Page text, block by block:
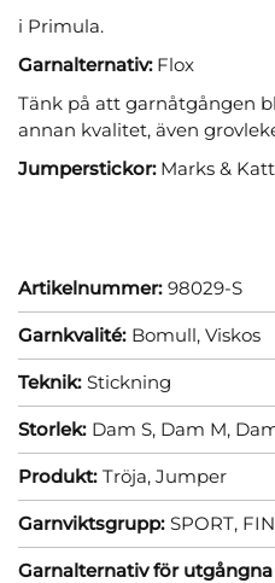
i Primula.
Garnalternativ:Flox
Tänk på att garnåtgången
annan kvalitet, även
Jumperstickor:Marks &
Artikelnummer: 98029-S
Garnkvalité: Bomull, Viskos
Teknik: Stickning
Storlek: Dam S, Dam M,
Produkt: Tröja, Jumper
Garnviktsgrupp: SPORT,
Garnalternativ för